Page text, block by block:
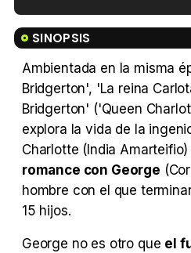
SINOPSIS
Ambientada en la misma
Bridgerton', 'La reina
Bridgerton' ('Queen
explora la vida de la
Charlotte (India Amarteifio)
romance con George
hombre con el que
15 hijos.
George no es otro que el